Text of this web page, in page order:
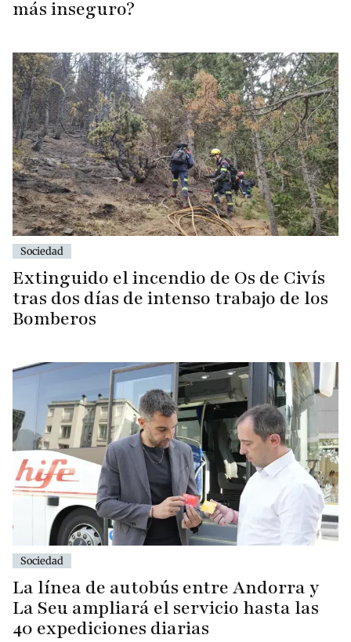
más inseguro?
Sociedad
Extinguido el incendio de Os de Civís
tras dos días de intenso trabajo de los
Bomberos
Sociedad
La línea de autobús entre Andorra y
La Seu ampliará el servicio hasta las
40 expediciones diarias